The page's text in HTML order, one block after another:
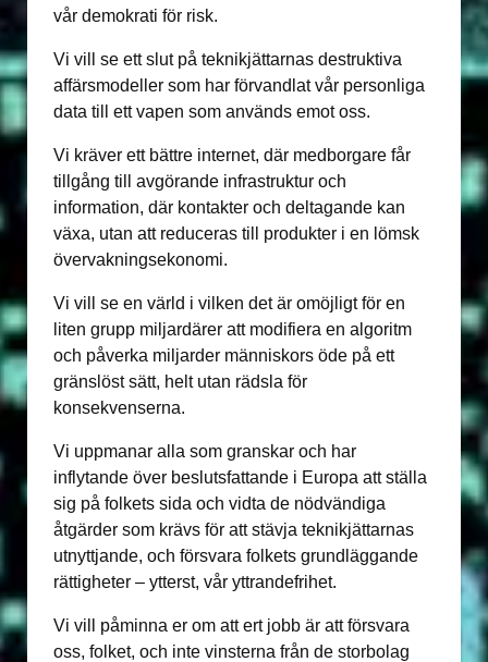
vår demokrati för risk.
Vi vill se ett slut på teknikjättarnas destruktiva
affärsmodeller som har förvandlat vår personliga
data till ett vapen som används emot oss.
Vi kräver ett bättre internet, där medborgare får
tillgång till avgörande infrastruktur och
information, där kontakter och deltagande kan
växa, utan att reduceras till produkter i en lömsk
övervakningsekonomi.
Vi vill se en värld i vilken det är omöjligt för en
liten grupp miljardärer att modifiera en algoritm
och påverka miljarder människors öde på ett
gränslöst sätt, helt utan rädsla för
konsekvenserna.
Vi uppmanar alla som granskar och har
inflytande över beslutsfattande i Europa att ställa
sig på folkets sida och vidta de nödvändiga
åtgärder som krävs för att stävja teknikjättarnas
utnyttjande, och försvara folkets grundläggande
rättigheter – ytterst, vår yttrandefrihet.
Vi vill påminna er om att ert jobb är att försvara
oss, folket, och inte vinsterna från de storbolag